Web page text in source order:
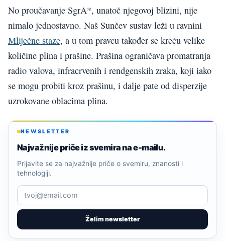
No proučavanje SgrA*, unatoč njegovoj blizini, nije
nimalo jednostavno. Naš Sunčev sustav leži u ravnini
Mliječne staze, a u tom pravcu također se kreću velike
količine plina i prašine. Prašina ograničava promatranja
radio valova, infracrvenih i rendgenskih zraka, koji iako
se mogu probiti kroz prašinu, i dalje pate od disperzije
uzrokovane oblacima plina.
NEWSLETTER
Najvažnije priče iz svemira na e-mailu.
Želim newsletter
Prijavite se za najvažnije priče o svemiru, znanosti i
tehnologiji.